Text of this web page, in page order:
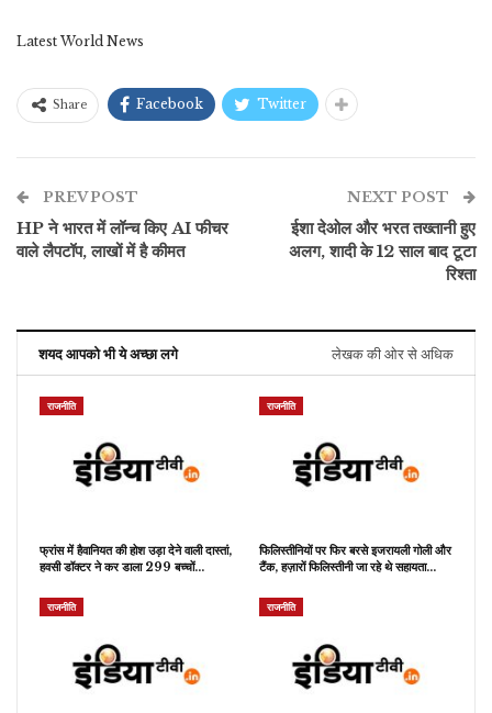
Latest World News
Share Facebook Twitter
PREV POST
HP ने भारत में लॉन्च किए AI फीचर
वाले लैपटॉप, लाखों में है कीमत
NEXT POST
ईशा देओल और भरत तख्तानी हुए
अलग, शादी के 12 साल बाद टूटा
रिश्ता
शयद आपको भी ये अच्छा लगे लेखक की ओर से अधिक
राजनीति
फ्रांस में हैवानियत की होश उड़ा देने वाली दास्तां,
हवसी डॉक्टर ने कर डाला 299 बच्चों…
राजनीति
फिलिस्तीनियों पर फिर बरसे इजरायली गोली और
टैंक, हज़ारों फिलिस्तीनी जा रहे थे सहायता…
राजनीति राजनीति